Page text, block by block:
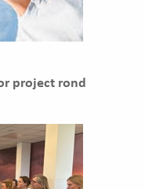
project rond